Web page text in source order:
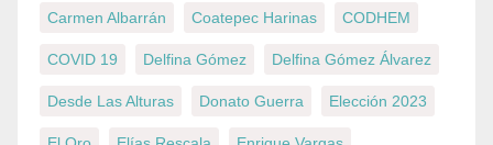
Carmen Albarrán Coatepec Harinas CODHEM
COVID 19 Delfina Gómez Delfina Gómez Álvarez
Desde Las Alturas Donato Guerra Elección 2023